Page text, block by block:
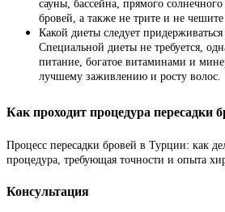
сауны, бассейна, прямого солнечного
бровей, а также не трите и не
Какой диеты следует
Специальной диеты не требуется,
питание, богатое витаминами и
лучшему заживлению и росту волос.
Как проходит процедура пересадки
Процесс пересадки бровей в Турции: как
процедура, требующая точности и опыта
Консультация